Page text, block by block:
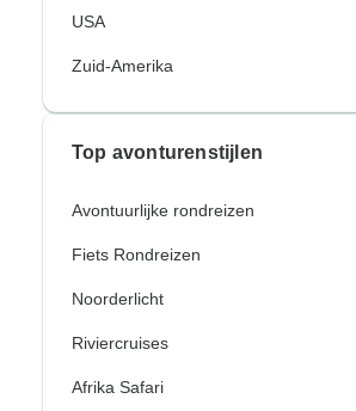
USA
Zuid-Amerika
Top avonturenstijlen
Avontuurlijke rondreizen
Fiets Rondreizen
Noorderlicht
Riviercruises
Afrika Safari